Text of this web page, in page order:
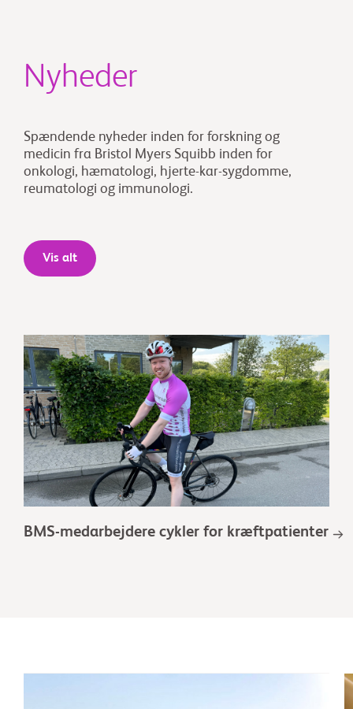
Nyheder
Spændende nyheder inden for forskning og
medicin fra Bristol Myers Squibb inden for
onkologi, hæmatologi, hjerte-kar-sygdomme,
reumatologi og immunologi.
Vis alt
BMS-medarbejdere cykler for kræftpatienter